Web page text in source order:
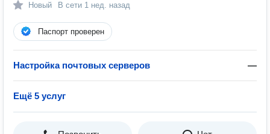
Новый В сети 1 нед. назад
Паспорт проверен
Настройка почтовых серверов —
Ещё 5 услуг